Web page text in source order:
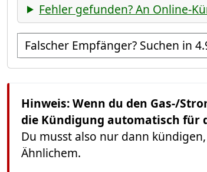
Fehler gefunden? An Online-
Empfänger suchen
Hinweis: Wenn du den Gas-/
die Kündigung automatisch für
Du musst also nur dann
Ähnlichem.